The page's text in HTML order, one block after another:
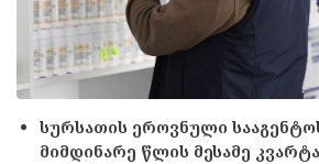
სურსათის ეროვნული
მიმდინარე წლის მესამე